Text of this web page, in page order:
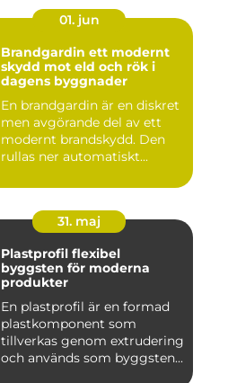
01. jun
Brandgardin ett modernt
skydd mot eld och rök i
dagens byggnader
En brandgardin är en diskret
men avgörande del av ett
modernt brandskydd. Den
rullas ner automatiskt...
31. maj
Plastprofil flexibel
byggsten för moderna
produkter
En plastprofil är en formad
plastkomponent som
tillverkas genom extrudering
och används som byggsten...